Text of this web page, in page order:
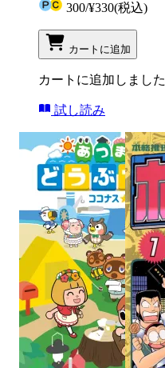
300/¥330(税込)
カートに追加
カートに追加しました
試し読み